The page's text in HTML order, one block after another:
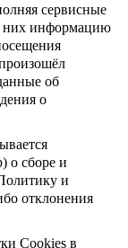
сервисные
них информацию
об
о
о сборе и
и
отклонения
Cookies в